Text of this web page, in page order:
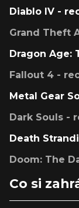
Diablo IV -
Grand Theft
Dragon Age:
Fallout 4 -
Metal Gear
Dark Souls -
Death
Doom: The
Co si